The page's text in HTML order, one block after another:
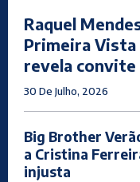
Raquel
Primeira Vista
revela
30 De Julho, 2026
Big Brother
a Cristina
injusta